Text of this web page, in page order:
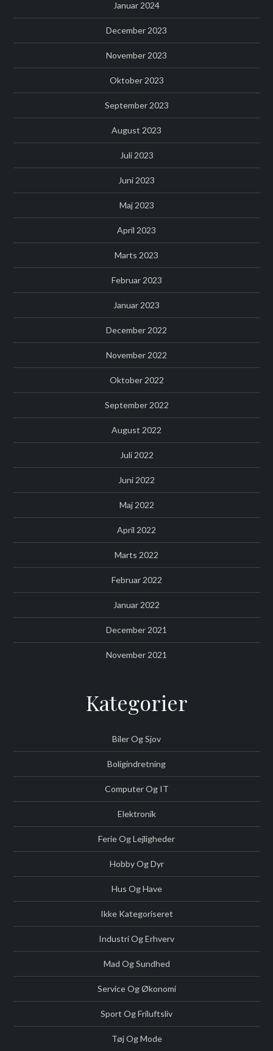
Januar 2024
December 2023
November 2023
Oktober 2023
September 2023
August 2023
Juli 2023
Juni 2023
Maj 2023
April 2023
Marts 2023
Februar 2023
Januar 2023
December 2022
November 2022
Oktober 2022
September 2022
August 2022
Juli 2022
Juni 2022
Maj 2022
April 2022
Marts 2022
Februar 2022
Januar 2022
December 2021
November 2021
Kategorier
Biler Og Sjov
Boligindretning
Computer Og IT
Elektronik
Ferie Og Lejligheder
Hobby Og Dyr
Hus Og Have
Ikke Kategoriseret
Industri Og Erhverv
Mad Og Sundhed
Service Og Økonomi
Sport Og Friluftsliv
Tøj Og Mode